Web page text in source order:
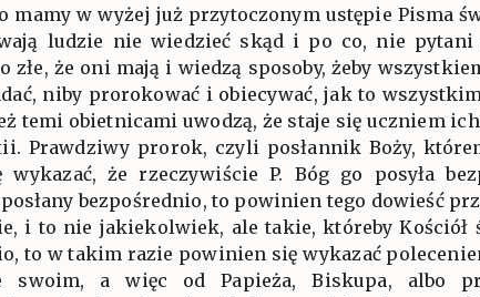
mamy w wyżej już przytoczonym ustępie Pisma
ludzie nie wiedzieć skąd i po co, nie
złe, że oni mają i wiedzą sposoby, żeby
niby prorokować i obiecywać, jak to
temi obietnicami uwodzą, że staje się uczniem
Prawdziwy prorok, czyli posłannik Boży,
że rzeczywiście P. Bóg go posyła
bezpośrednio, to powinien tego dowieść
i to nie jakiekolwiek, ale takie, któreby Kościół
to w takim razie powinien się wykazać
swoim, a więc od Papieża, Biskupa, albo